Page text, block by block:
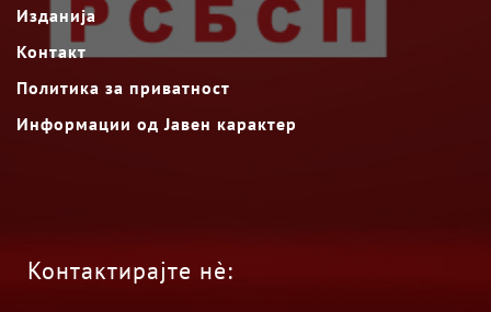
Изданија
Контакт
Политика за приватност
Информации од Јавен карактер
Контактирајте нè: